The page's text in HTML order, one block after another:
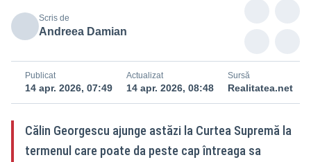
Scris de
Andreea Damian
Publicat
14 apr. 2026, 07:49
Actualizat
14 apr. 2026, 08:48
Sursă
Realitatea.net
Călin Georgescu ajunge astăzi la Curtea Supremă la
termenul care poate da peste cap întreaga sa